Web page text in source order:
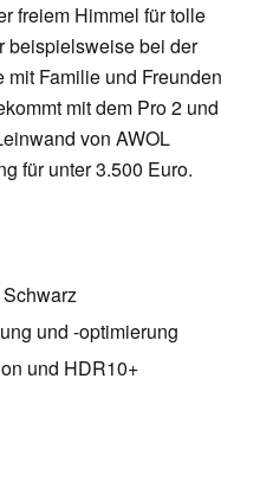
freiem Himmel für tolle
beispielsweise bei der
Familie und Freunden
mit dem Pro 2 und
von AWOL
für unter 3.500 Euro.
und -optimierung
und HDR10+